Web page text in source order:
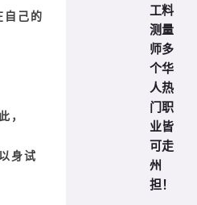
自己的
，
身试
工料
测量
师多
个华
人热
门职
业皆
可走
州
担！